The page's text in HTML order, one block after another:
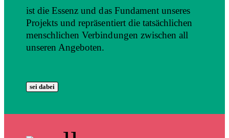
ist die Essenz und das Fundament unseres
Projekts und repräsentiert die tatsächlichen
menschlichen Verbindungen zwischen all
unseren Angeboten.
sei dabei